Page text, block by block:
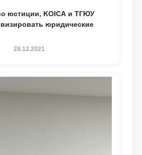
юстиции, KOICA и ТГЮУ
юридические
28.12.2021